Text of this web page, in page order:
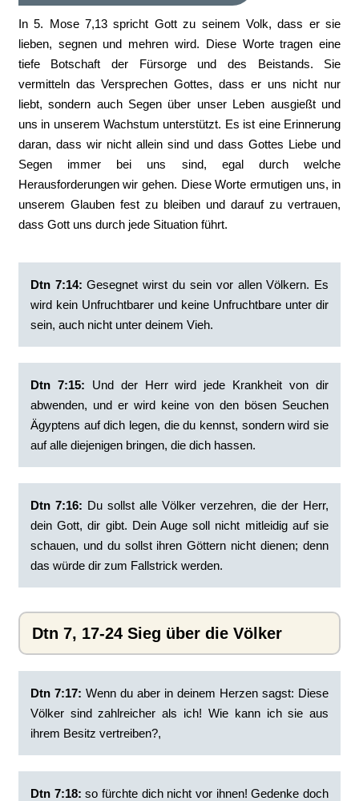
In 5. Mose 7,13 spricht Gott zu seinem Volk, dass er sie
lieben, segnen und mehren wird. Diese Worte tragen eine
tiefe Botschaft der Fürsorge und des Beistands. Sie
vermitteln das Versprechen Gottes, dass er uns nicht nur
liebt, sondern auch Segen über unser Leben ausgießt und
uns in unserem Wachstum unterstützt. Es ist eine Erinnerung
daran, dass wir nicht allein sind und dass Gottes Liebe und
Segen immer bei uns sind, egal durch welche
Herausforderungen wir gehen. Diese Worte ermutigen uns, in
unserem Glauben fest zu bleiben und darauf zu vertrauen,
dass Gott uns durch jede Situation führt.
Dtn 7:14: ‭Gesegnet wirst du sein vor allen Völkern. Es
wird kein Unfruchtbarer und keine Unfruchtbare unter dir
sein, auch nicht unter deinem Vieh.
Dtn 7:15: ‭Und der Herr wird jede Krankheit von dir
abwenden, und er wird keine von den bösen Seuchen
Ägyptens auf dich legen, die du kennst, sondern wird sie
auf alle diejenigen bringen, die dich hassen.
Dtn 7:16: ‭Du sollst alle Völker verzehren, die der Herr,
dein Gott, dir gibt. Dein Auge soll nicht mitleidig auf sie
schauen, und du sollst ihren Göttern nicht dienen; denn
das würde dir zum Fallstrick werden.
Dtn 7, 17-24 Sieg über die Völker
Dtn 7:17: ‭Wenn du aber in deinem Herzen sagst: Diese
Völker sind zahlreicher als ich! Wie kann ich sie aus
ihrem Besitz vertreiben?,
Dtn 7:18: ‭so fürchte dich nicht vor ihnen! Gedenke doch